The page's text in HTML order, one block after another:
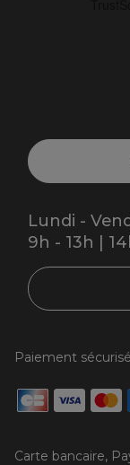
Lundi -
9h - 13h |
Paiement sécurisé
Carte bancaire,